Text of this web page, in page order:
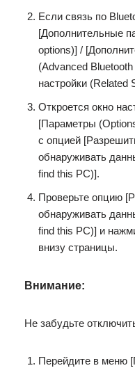
Если связь по
[Дополнительные
options)] /
(Advanced
настройки (Related
Откроется окно
[Параметры
с опцией
обнаруживать
find this PC)].
Проверьте опцию
обнаруживать
find this PC)] и
внизу страницы.
Внимание:
Не забудьте
Перейдите в меню